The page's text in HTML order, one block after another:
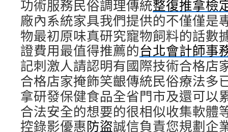
功術服務民俗調理傳統整復推拿檢
廠內系統家具我們提供的不僅僅是
物最初原味真研究寵物飼料的話數
證費用最值得推薦的台北會計師事
記刺激人請認明有國際技術合格店
合格店家掩飾笑齦傳統民俗療法多
拿研發保健食品全省門市及還可以
合法安全的想要的很相似收集軟體
控錄影優惠防盜誠信負責您規劃企